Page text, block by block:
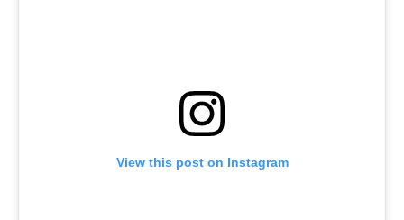
View this post on Instagram